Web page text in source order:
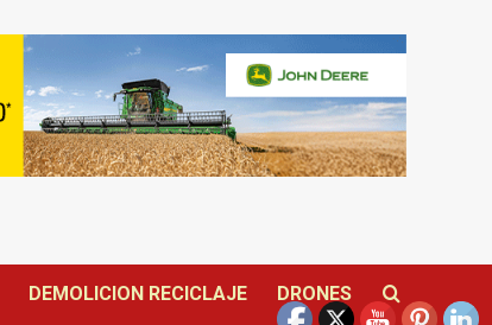
DEMOLICION RECICLAJE DRONES